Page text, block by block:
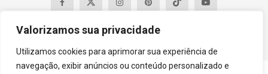
Valorizamos sua privacidade
Utilizamos cookies para aprimorar sua experiência de
navegação, exibir anúncios ou conteúdo personalizado e